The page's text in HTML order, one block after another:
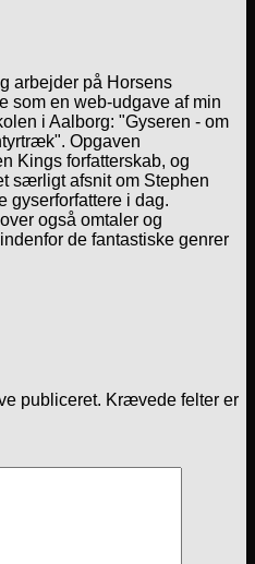
arbejder på Horsens
som en web-udgave af min
i Aalborg: "Gyseren - om
Opgaven
Kings forfatterskab, og
særligt afsnit om Stephen
gyserforfattere i dag.
også omtaler og
de fantastiske genrer
publiceret. Krævede felter er